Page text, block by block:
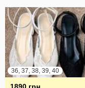
36, 37, 38, 39, 40